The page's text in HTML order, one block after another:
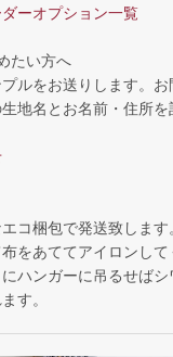
ーオプション一覧
たい方へ
ルをお送りします。
地名とお名前・住所
エコ梱包で発送致しま
をあててアイロンし
ハンガーに吊るせば
す。